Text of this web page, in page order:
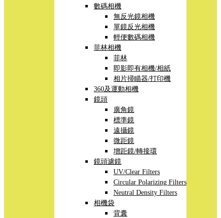
數碼相機
無反光鏡相機
單鏡反光相機
輕便數碼相機
菲林相機
菲林
即影即有相機/相紙
相片掃瞄器/打印機
360及運動相機
鏡頭
廣角鏡
標準鏡
遠攝鏡
微距鏡
增距鏡/轉接環
鏡頭濾鏡
UV/Clear Filters
Circular Polarizing Filters
Neutral Density Filters
相機袋
背囊